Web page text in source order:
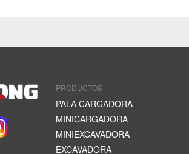
PRODUCTOS
PALA CARGADORA
MINICARGADORA
MINIEXCAVADORA
EXCAVADORA